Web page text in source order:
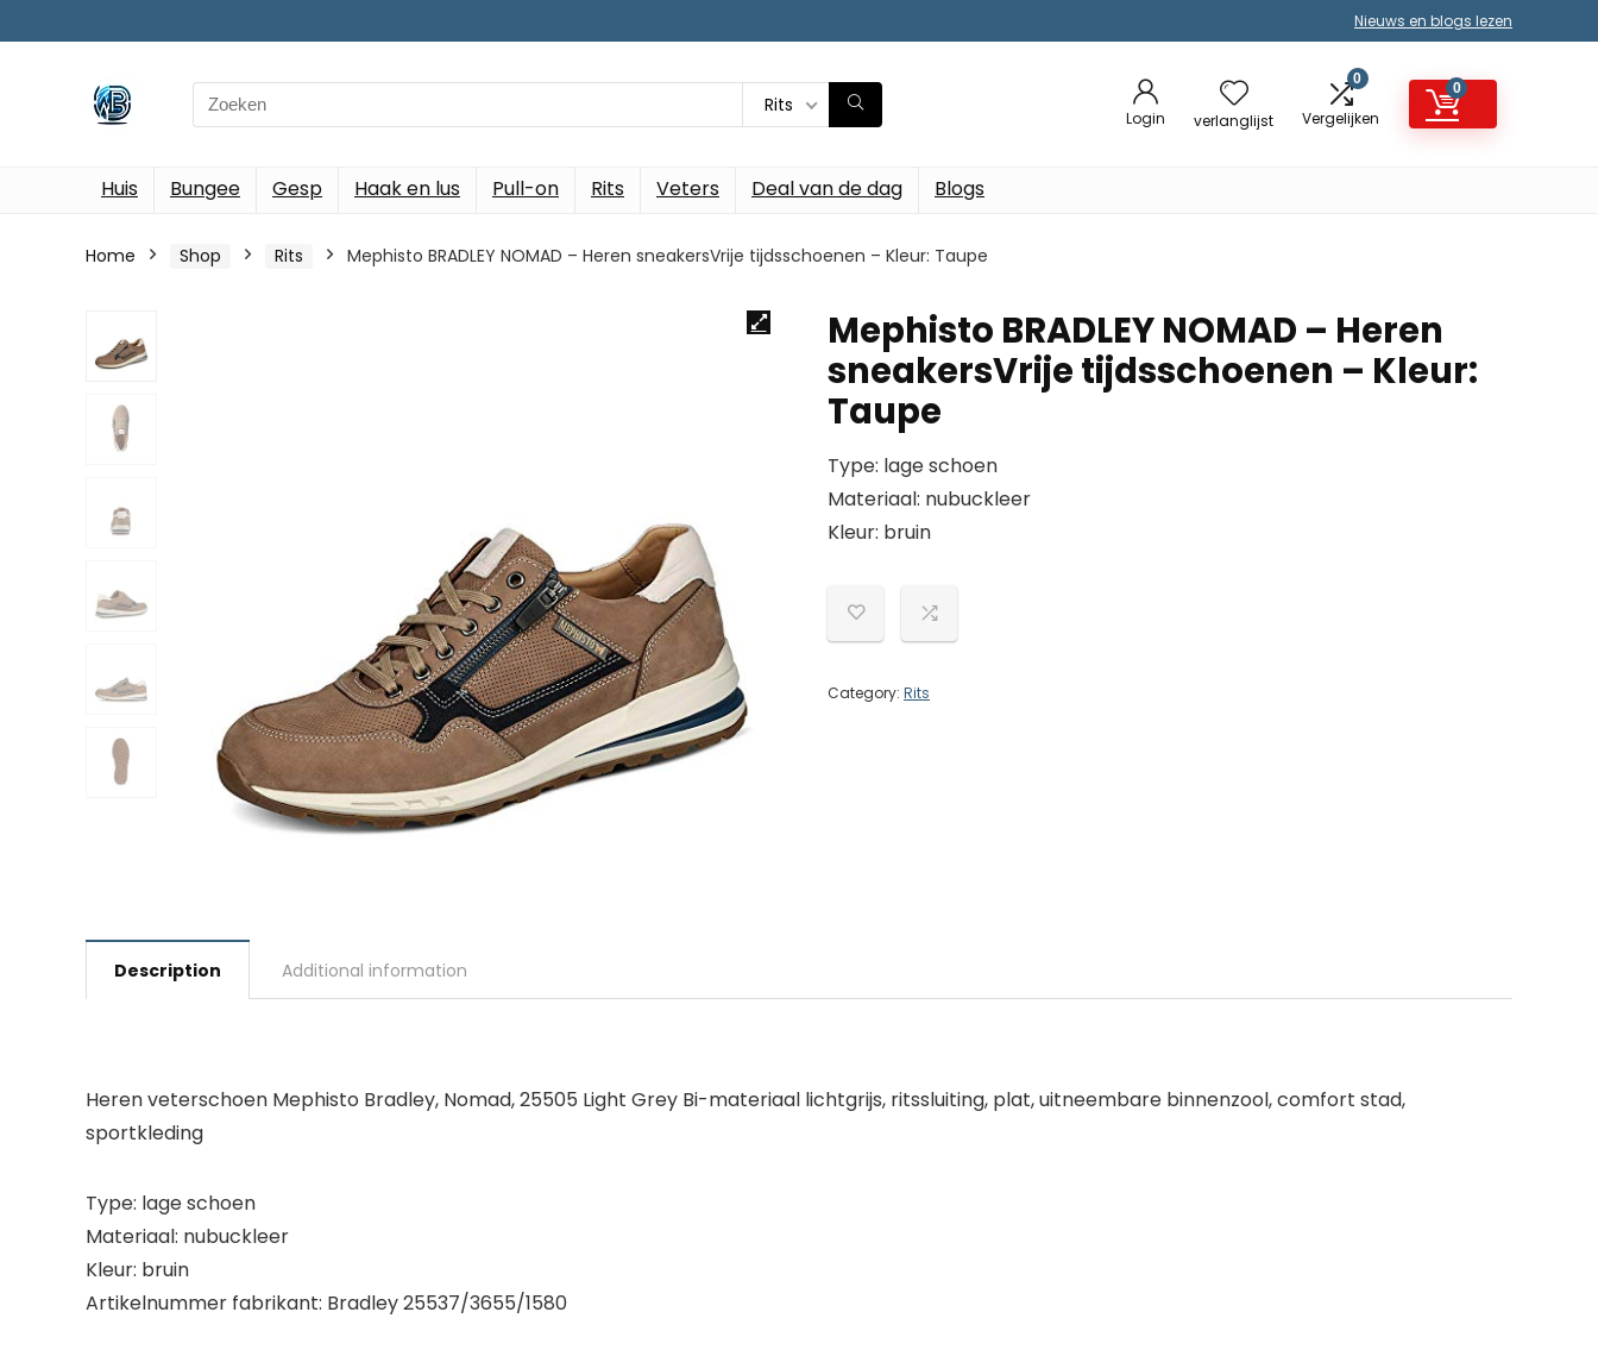
Nieuws en blogs lezen
Search
for:
Rits
Login verlanglijst
0
Vergelijken
0
Huis Bungee Gesp Haak en lus Pull-on Rits Veters Deal van de dag Blogs
Home Shop Rits Mephisto BRADLEY NOMAD – Heren sneakersVrije tijdsschoenen – Kleur: Taupe
Mephisto BRADLEY NOMAD – Heren
sneakersVrije tijdsschoenen – Kleur:
Taupe
Type: lage schoen
Materiaal: nubuckleer
Kleur: bruin
Category: Rits
Description Additional information
Heren veterschoen Mephisto Bradley, Nomad, 25505 Light Grey Bi-materiaal lichtgrijs, ritssluiting, plat, uitneembare binnenzool, comfort stad,
sportkleding
Type: lage schoen
Materiaal: nubuckleer
Kleur: bruin
Artikelnummer fabrikant: Bradley 25537/3655/1580